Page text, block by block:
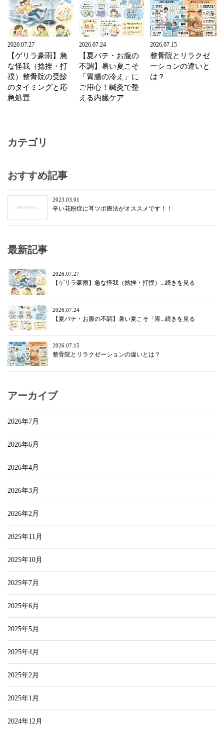
2026.07.27
【ゲリラ豪雨】急
な怪我（捻挫・打
撲）整骨院の受診
のタイミングと応
急処置
2026.07.24
【夏バテ・お腹の
不調】暑い夏こそ
「胃腸の冷え」に
ご用心！鍼灸で整
える内臓ケア
2026.07.15
整骨院とリラクゼ
ーションの違いと
は？
カテゴリ
おすすめ記事
2023.03.01
辛い花粉症に耳ツボ療法がオススメです！！
最新記事
2026.07.27
【ゲリラ豪雨】急な怪我（捻挫・打撲）...続きを見る
2026.07.24
【夏バテ・お腹の不調】暑い夏こそ「胃...続きを見る
2026.07.15
整骨院とリラクゼーションの違いとは？
アーカイブ
2026年7月
2026年6月
2026年4月
2026年3月
2026年2月
2025年11月
2025年10月
2025年7月
2025年6月
2025年5月
2025年4月
2025年2月
2025年1月
2024年12月